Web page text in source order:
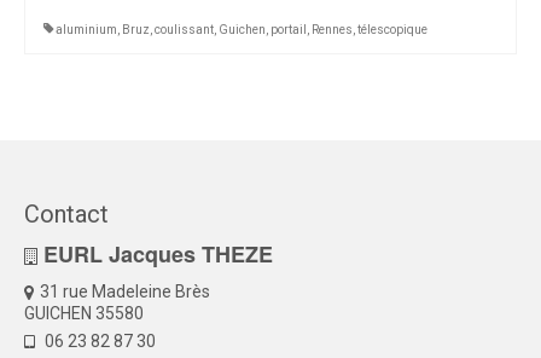
aluminium Bruz coulissant Guichen portail Rennes télescopique
Contact
EURL Jacques THEZE
31 rue Madeleine Brès
GUICHEN 35580
06 23 82 87 30